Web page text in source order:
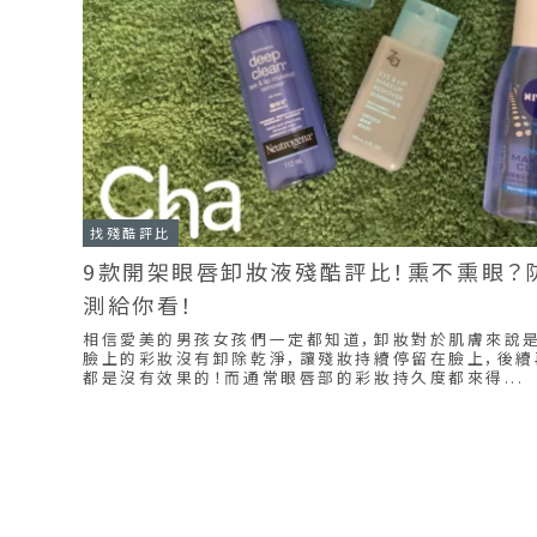
找殘酷評比
9款開架眼唇卸妝液殘酷評比！熏不熏眼
測給你看！
相信愛美的男孩女孩們一定都知道，卸妝對於肌膚來說
臉上的彩妝沒有卸除乾淨，讓殘妝持續停留在臉上，後
都是沒有效果的！而通常眼唇部的彩妝持久度都來得...